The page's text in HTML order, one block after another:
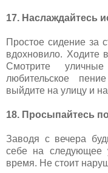
17. Наслаждайтесь
Простое сидение за
вдохновило. Ходите
Смотрите
любительское
выйдите на улицу и
18. Просыпайтесь
Заводя с вечера
себе на следующее
время. Не стоит